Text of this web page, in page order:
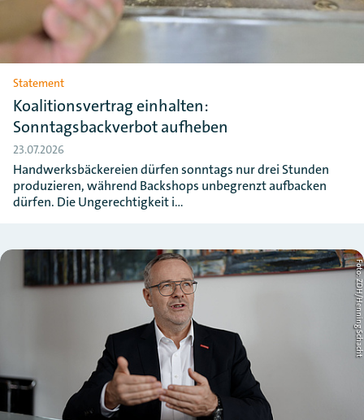
Statement
Koalitionsvertrag einhalten:
Sonntagsbackverbot aufheben
23.07.2026
Handwerksbäckereien dürfen sonntags nur drei Stunden
produzieren, während Backshops unbegrenzt aufbacken
dürfen. Die Ungerechtigkeit i…
Foto: ZDH/Henning Schacht